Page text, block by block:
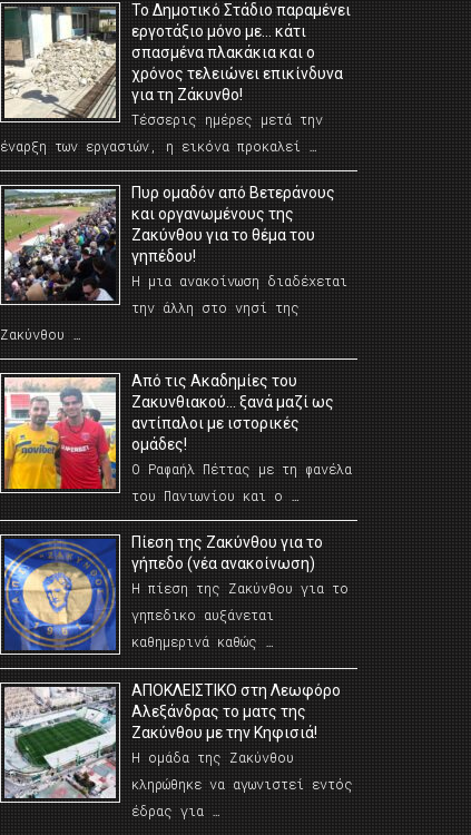
Το Δημοτικό Στάδιο παραμένει
εργοτάξιο μόνο με… κάτι
σπασμένα πλακάκια και ο
χρόνος τελειώνει επικίνδυνα
για τη Ζάκυνθο!
Τέσσερις ημέρες μετά την
έναρξη των εργασιών, η εικόνα προκαλεί …
Πυρ ομαδόν από Βετεράνους
και οργανωμένους της
Ζακύνθου για το θέμα του
γηπέδου!
Η μια ανακοίνωση διαδέχεται
την άλλη στο νησί της
Ζακύνθου …
Από τις Ακαδημίες του
Ζακυνθιακού… ξανά μαζί ως
αντίπαλοι με ιστορικές
ομάδες!
Ο Ραφαήλ Πέττας με τη φανέλα
του Πανιωνίου και ο …
Πίεση της Ζακύνθου για το
γήπεδο (νέα ανακοίνωση)
Η πίεση της Ζακύνθου για το
γηπεδικο αυξάνεται
καθημερινά καθώς …
AΠΟΚΛΕΙΣΤΙΚΟ στη Λεωφόρο
Αλεξάνδρας το ματς της
Ζακύνθου με την Κηφισιά!
Η ομάδα της Ζακύνθου
κληρώθηκε να αγωνιστεί εντός
έδρας για …